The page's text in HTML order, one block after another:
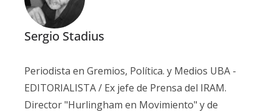
Sergio Stadius
Periodista en Gremios, Política. y Medios UBA -
EDITORIALISTA / Ex jefe de Prensa del IRAM.
Director "Hurlingham en Movimiento" y de